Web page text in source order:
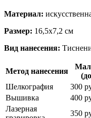
Материал:
Размер: 16,5х7,2 см
Вид нанесения:
Метод нанесения
Шелкография
300
Вышивка
400
Лазерная
350